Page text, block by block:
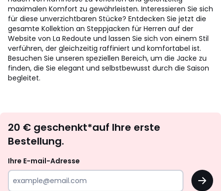
maximalen Komfort zu gewährleisten. Interessieren Sie sich
für diese unverzichtbaren Stücke? Entdecken Sie jetzt die
gesamte Kollektion an Steppjacken für Herren auf der
Website von La Redoute und lassen Sie sich von einem Stil
verführen, der gleichzeitig raffiniert und komfortabel ist.
Besuchen Sie unseren speziellen Bereich, um die Jacke zu
finden, die Sie elegant und selbstbewusst durch die Saison
begleitet.
abonnieren
20 € geschenkt*auf Ihre erste
Bestellung.
Ihre E-mail-Adresse
OK